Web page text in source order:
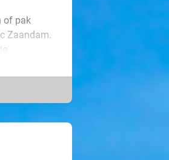
of pak
Zaandam.
ervaar je